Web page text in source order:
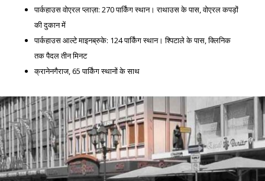
पार्कहाउस वोएरल प्लाज़ा: 270 पार्किंग स्थान। राथाउस के पास, वोएरल कपड़ों
की दुकान में
पार्कहाउस आल्टे माइनब्रुके: 124 पार्किंग स्थान। श्पिटाले के पास, क्लिनिक
तक पैदल तीन मिनट
क्रानेनगैराज, 65 पार्किंग स्थानों के साथ